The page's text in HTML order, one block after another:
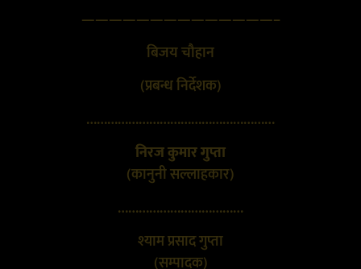
——————————————–
बिजय चौहान
(प्रबन्ध निर्देशक)
………………………………………………
निरज कुमार गुप्ता
(कानुनी सल्लाहकार)
………………………………
श्याम प्रसाद गुप्ता
(सम्पादक)